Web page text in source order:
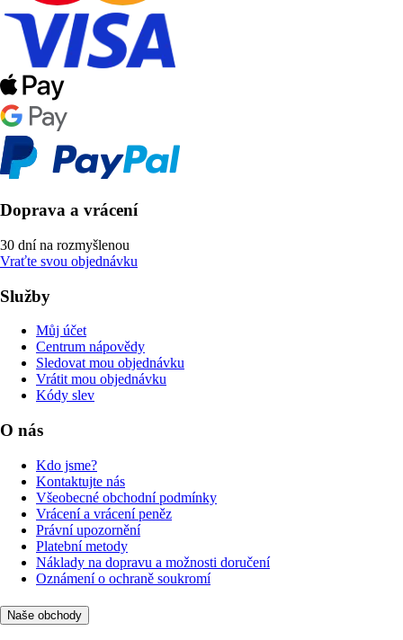
Doprava a vrácení
30 dní na rozmyšlenou
Vraťte svou objednávku
Služby
Můj účet
Centrum nápovědy
Sledovat mou objednávku
Vrátit mou objednávku
Kódy slev
O nás
Kdo jsme?
Kontaktujte nás
Všeobecné obchodní podmínky
Vrácení a vrácení peněz
Právní upozornění
Platební metody
Náklady na dopravu a možnosti doručení
Oznámení o ochraně soukromí
Naše obchody